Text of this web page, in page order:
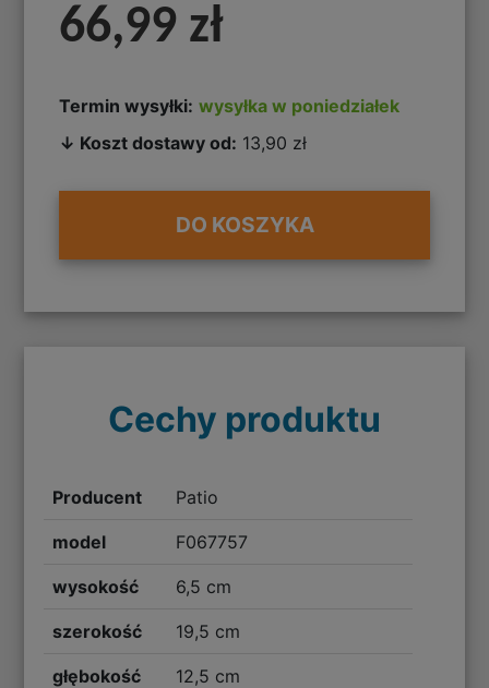
66,99 zł
Termin wysyłki: wysyłka w poniedziałek
↓ Koszt dostawy od: 13,90 zł
DO KOSZYKA
Cechy produktu
Producent Patio
model F067757
wysokość 6,5 cm
szerokość 19,5 cm
głębokość 12,5 cm